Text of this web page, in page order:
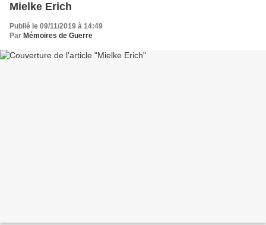
Mielke Erich
Publié le 09/11/2019 à 14:49
Par Mémoires de Guerre